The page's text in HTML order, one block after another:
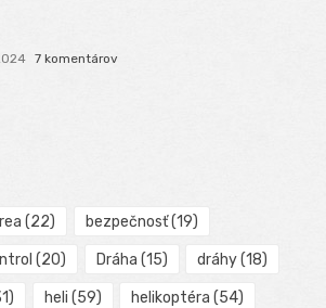
7 komentárov
(22) bezpečnosť(19)
(20) Dráha (15) dráhy(18)
heli (59) helikoptéra (54)